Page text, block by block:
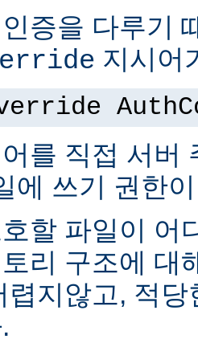
증을 다루기
지시어
를 직접 서버
에 쓰기 권한
할 파일이 어
리 구조에 대
렵지않고, 적